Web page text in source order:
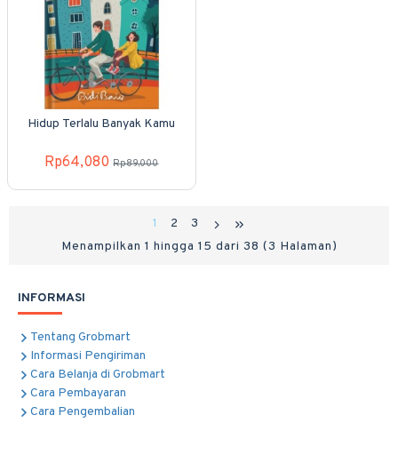
Hidup Terlalu Banyak Kamu
Rp64,080 Rp89,000
1 2
3
Menampilkan 1 hingga 15 dari 38 (3 Halaman)
INFORMASI
Tentang Grobmart
Informasi Pengiriman
Cara Belanja di Grobmart
Cara Pembayaran
Cara Pengembalian